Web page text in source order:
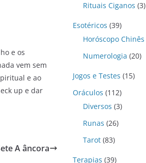
e os
vem sem
e ao
up e dar
A âncora
Rituais Ciganos (3)
Esotéricos (39)
Horóscopo Chinês
Numerologia (20)
Jogos e Testes (15)
Oráculos (112)
Diversos (3)
Runas (26)
Tarot (83)
Terapias (39)